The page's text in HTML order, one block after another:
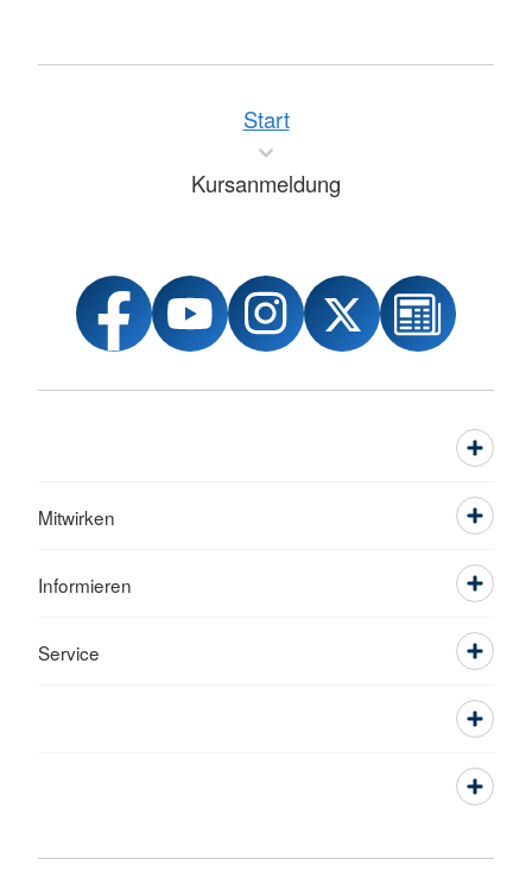
Start
Kursanmeldung
Mitwirken
Informieren
Service